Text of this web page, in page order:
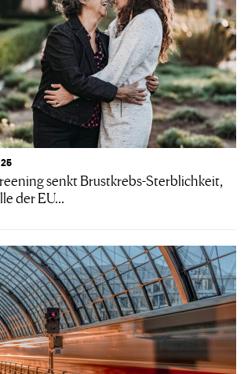
senkt Brustkrebs-Sterblichkeit,
der EU...